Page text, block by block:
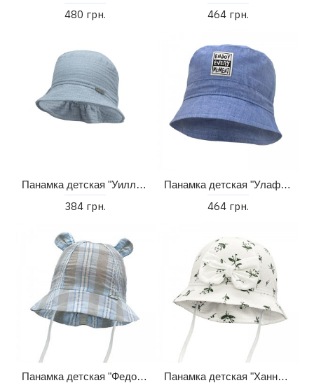
480 грн. 464 грн.
Панамка детская "Уилл" (38-46)
384 грн.
Панамка детская "Улаф" (48-54)
464 грн.
Панамка детская "Федор" (44-48) Панамка детская "Ханна" (44-48)